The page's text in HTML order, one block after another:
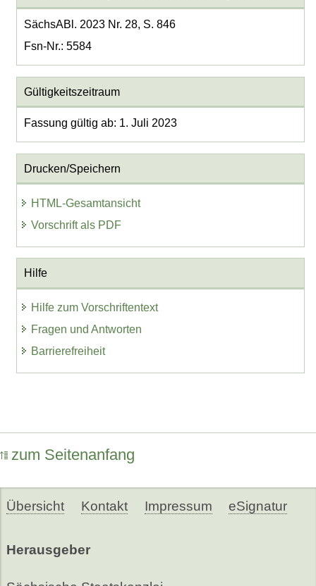
SächsABl. 2023 Nr. 28, S. 846
Fsn-Nr.: 5584
Gültigkeitszeitraum
Fassung gültig ab: 1. Juli 2023
Drucken/Speichern
HTML-Gesamtansicht
Vorschrift als PDF
Hilfe
Hilfe zum Vorschriftentext
Fragen und Antworten
Barrierefreiheit
zum Seitenanfang
Übersicht Kontakt Impressum eSignatur
Herausgeber